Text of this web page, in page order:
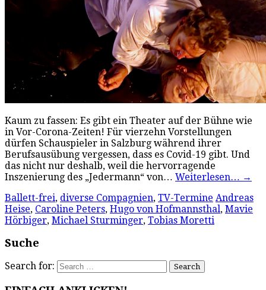
Kaum zu fassen: Es gibt ein Theater auf der Bühne wie
in Vor-Corona-Zeiten! Für vierzehn Vorstellungen
dürfen Schauspieler in Salzburg während ihrer
Berufsausübung vergessen, dass es Covid-19 gibt. Und
das nicht nur deshalb, weil die hervorragende
Inszenierung des „Jedermann“ von… Weiterlesen… →
Ballett-frei, diverse Compagnien, TV-Termine Andreas
Heise, Caroline Peters, Hugo von Hofmannsthal, Mavie
Hörbiger, Michael Sturminger, Tobias Moretti
Suche
Search for: